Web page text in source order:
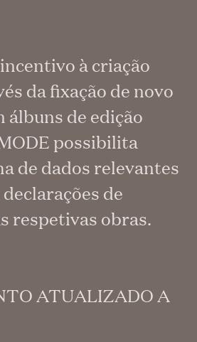
à criação
da fixação de novo
de edição
possibilita
de dados relevantes
de
respetivas obras.
ATUALIZADO A